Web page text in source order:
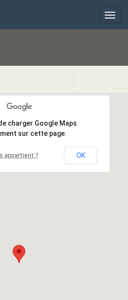
Toggle
charger Google Maps
sur cette page.
appartient ? OK
charger Google Maps
sur cette page.
appartient ? OK
Toggle